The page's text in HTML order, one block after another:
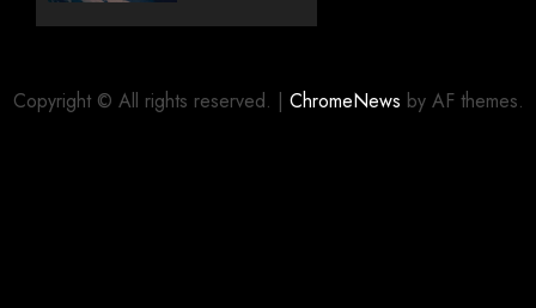
Copyright © All rights reserved. | ChromeNews by AF themes.